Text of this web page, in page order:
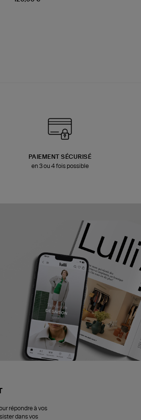
PAIEMENT SÉCURISÉ
en 3 ou 4 fois possible
répondre à vos
dans vos